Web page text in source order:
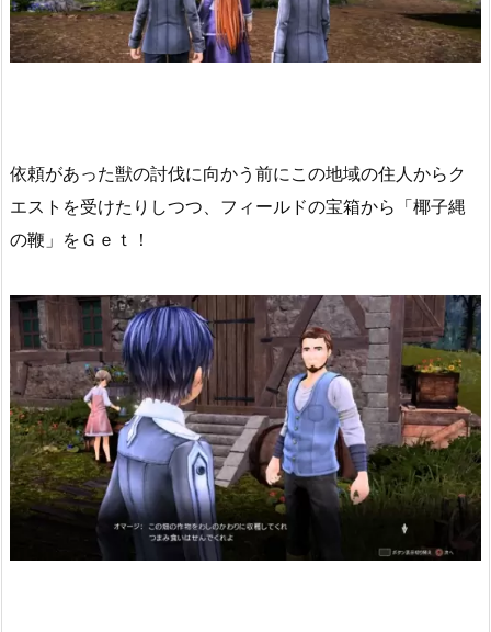
依頼があった獣の討伐に向かう前にこの地域の住人からク
エストを受けたりしつつ、フィールドの宝箱から「椰子縄
の鞭」をＧｅｔ！